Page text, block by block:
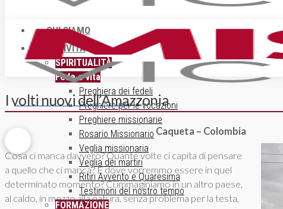
CHI SIAMO
ATTIVITÀ
SPIRITUALITÀ
Fede e vita
Preghiera dei fedeli
Preghiere per le vocazioni
Preghiere missionarie
Rosario Missionario
Veglia missionaria
Veglia dei martiri
Ritiri Avvento e Quaresima
Testimoni del nostro tempo
FORMAZIONE
ISCRIZIONE NEWSLETTER
I volti nuovi dell’Amazzonia
Caqueta – Colombia
Cosa ci manca davvero? Quante volte ci capita di pensare
a quello che ci manca? E dove vorremmo essere in quel
determinato momento? Ci immaginiamo in un altro paese,
al caldo, in mezzo alla natura, senza problema per la testa,